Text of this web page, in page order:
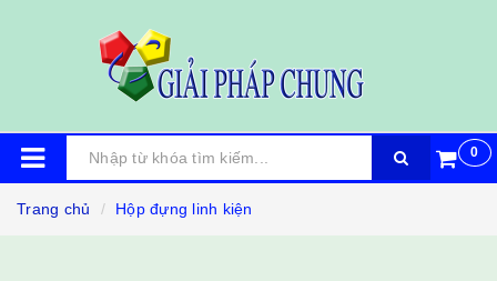
0
Trang chủ Hộp đựng linh kiện